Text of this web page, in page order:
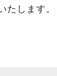
たします。